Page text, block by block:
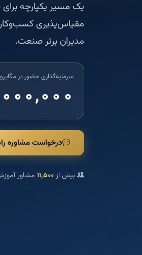
یک مسیر یکپارچه
مقیاس‌پذیری
مدیران برتر صنعت.
سرمایه‌گذاری حضور در
درخواست مشاوره
بیش از۱۱٬۵۰۰ مشاور